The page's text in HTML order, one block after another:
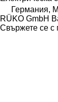
Германия,
RÜKO GmbH
Свържете се с